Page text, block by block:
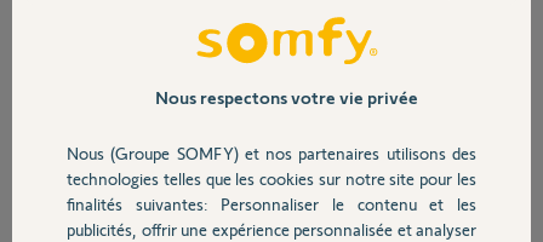
Sécurité
J'ai une Somfy Home alarm et je ne sais quel paramétrgae mettre
Que dois-je mettre pour la sécurité ? j'ai le choix entre
WPA(TKIP+AES) ou WPA(TKIP) ou WPA(AES/CCMP).
Merci.
Patrice
Nous respectons votre vie privée
Nous (Groupe SOMFY) et nos partenaires utilisons des
technologies telles que les cookies sur notre site pour les
finalités suivantes: Personnaliser le contenu et les
publicités, offrir une expérience personnalisée et analyser